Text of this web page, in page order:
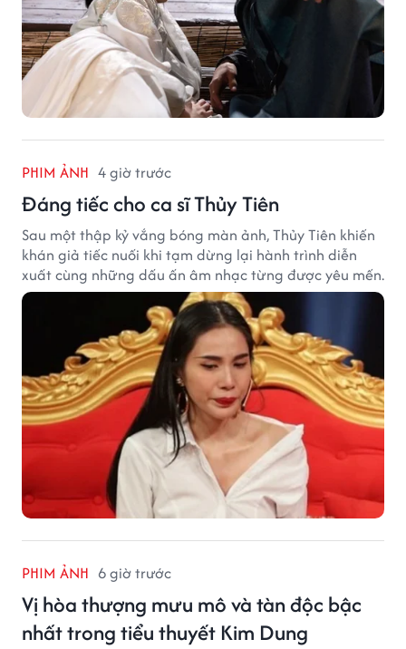
PHIM ẢNH 4 giờ trước
Đáng tiếc cho ca sĩ Thủy Tiên
Sau một thập kỷ vắng bóng màn ảnh, Thủy Tiên khiến
khán giả tiếc nuối khi tạm dừng lại hành trình diễn
xuất cùng những dấu ấn âm nhạc từng được yêu mến.
PHIM ẢNH 6 giờ trước
Vị hòa thượng mưu mô và tàn độc bậc
nhất trong tiểu thuyết Kim Dung